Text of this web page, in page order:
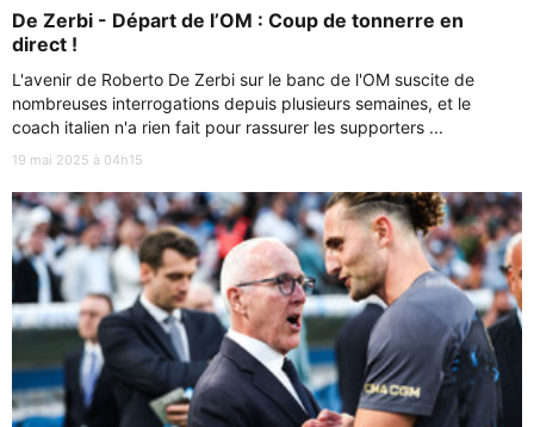
De Zerbi - Départ de l’OM : Coup de tonnerre en
direct !
L'avenir de Roberto De Zerbi sur le banc de l'OM suscite de
nombreuses interrogations depuis plusieurs semaines, et le
coach italien n'a rien fait pour rassurer les supporters ...
19 mai 2025 à 04h15